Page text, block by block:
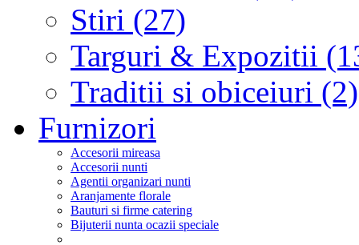
Stiri (27)
Targuri & Expozitii
Traditii si obiceiuri (2)
Furnizori
Accesorii mireasa
Accesorii nunti
Agentii organizari nunti
Aranjamente florale
Bauturi si firme catering
Bijuterii nunta ocazii speciale